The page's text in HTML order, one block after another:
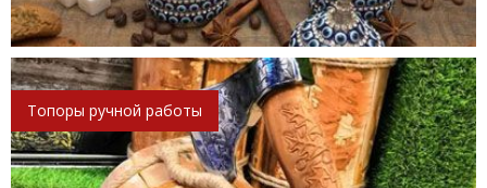
Топоры ручной работы